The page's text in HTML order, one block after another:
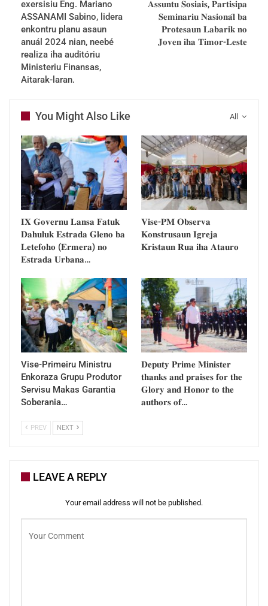
exersisiu Eng. Mariano
ASSANAMI Sabino, lidera
enkontru planu asaun
anuál 2024 nian, neebé
realiza iha auditóriu
Ministeriu Finansas,
Aitarak-laran.
𝐀𝐬𝐬𝐮𝐧𝐭𝐮 𝐒𝐨𝐬𝐢𝐚𝐢𝐬, 𝐏𝐚𝐫𝐭𝐢𝐬𝐢𝐩𝐚
𝐒𝐞𝐦𝐢𝐧𝐚𝐫𝐢𝐮 𝐍𝐚𝐬𝐢𝐨𝐧𝐚́𝐥 𝐛𝐚
𝐏𝐫𝐨𝐭𝐞𝐬𝐚𝐮𝐧 𝐋𝐚𝐛𝐚𝐫𝐢𝐤 𝐧𝐨
𝐉𝐨𝐯𝐞𝐧 𝐢𝐡𝐚 𝐓𝐢𝐦𝐨𝐫-𝐋𝐞𝐬𝐭𝐞
All
You Might Also Like
𝐈𝐗 𝐆𝐨𝐯𝐞𝐫𝐧𝐮 𝐋𝐚𝐧𝐬𝐚 𝐅𝐚𝐭𝐮𝐤
𝐃𝐚𝐡𝐮𝐥𝐮𝐤 𝐄𝐬𝐭𝐫𝐚𝐝𝐚 𝐆𝐥𝐞𝐧𝐨 𝐛𝐚
𝐋𝐞𝐭𝐞𝐟𝐨𝐡𝐨 (𝐄𝐫𝐦𝐞𝐫𝐚) 𝐧𝐨
𝐄𝐬𝐭𝐫𝐚𝐝𝐚 𝐔𝐫𝐛𝐚𝐧𝐚…
𝐕𝐢𝐬𝐞-𝐏𝐌 𝐎𝐛𝐬𝐞𝐫𝐯𝐚
𝐊𝐨𝐧𝐬𝐭𝐫𝐮𝐬𝐚𝐮𝐧 𝐈𝐠𝐫𝐞𝐣𝐚
𝐊𝐫𝐢𝐬𝐭𝐚𝐮𝐧 𝐑𝐮𝐚 𝐢𝐡𝐚 𝐀𝐭𝐚𝐮𝐫𝐨
Vise-Primeiru Ministru
Enkoraza Grupu Produtor
Servisu Makas Garantia
Soberania…
𝐃𝐞𝐩𝐮𝐭𝐲 𝐏𝐫𝐢𝐦𝐞 𝐌𝐢𝐧𝐢𝐬𝐭𝐞𝐫
𝐭𝐡𝐚𝐧𝐤𝐬 𝐚𝐧𝐝 𝐩𝐫𝐚𝐢𝐬𝐞𝐬 𝐟𝐨𝐫 𝐭𝐡𝐞
𝐆𝐥𝐨𝐫𝐲 𝐚𝐧𝐝 𝐇𝐨𝐧𝐨𝐫 𝐭𝐨 𝐭𝐡𝐞
𝐚𝐮𝐭𝐡𝐨𝐫𝐬 𝐨𝐟…
PREV NEXT
LEAVE A REPLY
Your email address will not be published.